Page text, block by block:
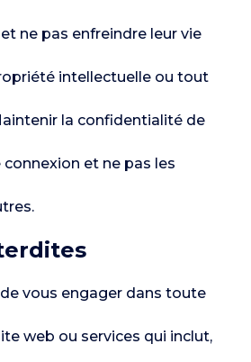
ne pas enfreindre leur vie
intellectuelle ou tout
la confidentialité de
et ne pas les
vous engager dans toute
web ou services qui inclut,